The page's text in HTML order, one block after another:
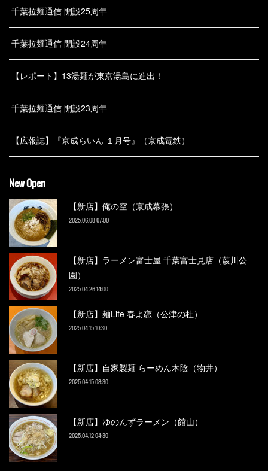
千葉拉麺通信 開設25周年
千葉拉麺通信 開設24周年
【レポート】13湯麺が東京湯島に進出！
千葉拉麺通信 開設23周年
【広報誌】『京成らいん １月号』（京成電鉄）
New Open
【新店】俺の空（京成幕張）
2025.06.08 07:00
【新店】ラーメン富士屋 千葉富士見店（葭川公
園）
2025.04.26 14:00
【新店】麺Life 春よ恋（公津の杜）
2025.04.15 10:30
【新店】自家製麺 らーめん木陰（物井）
2025.04.15 08:30
【新店】ゆのんずラーメン（館山）
2025.04.12 04:30